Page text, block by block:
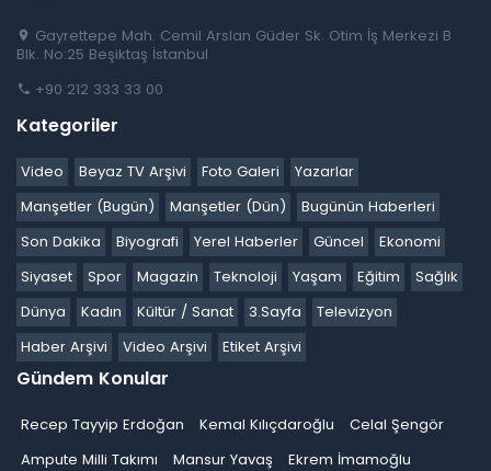
Gayrettepe Mah. Cemil Arslan Güder Sk. Otim İş Merkezi B
Blk. No:25 Beşiktaş İstanbul
+90 212 333 33 00
Kategoriler
Video Beyaz TV Arşivi Foto Galeri
Yazarlar
Manşetler (Bugün)
Manşetler (Dün)
Bugünün Haberleri
Son Dakika
Biyografi Yerel Haberler Güncel
Ekonomi
Siyaset
Spor Magazin Teknoloji Yaşam Eğitim
Sağlık
Dünya
Kadın Kültür / Sanat 3.Sayfa
Televizyon
Haber Arşivi
Video Arşivi Etiket Arşivi
Gündem Konular
Recep Tayyip Erdoğan Kemal Kılıçdaroğlu
Celal Şengör
Ampute Milli Takımı
Mansur Yavaş Ekrem İmamoğlu